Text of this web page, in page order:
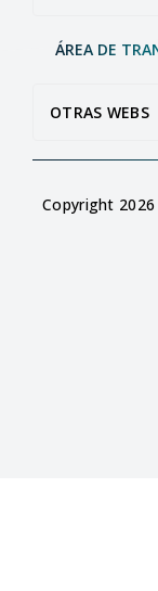
ÁREA DE
OTRAS WEBS
Copyright 2026